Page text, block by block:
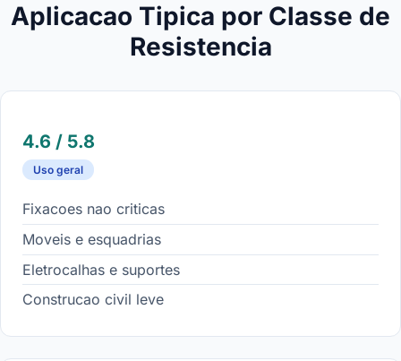
Aplicacao Tipica por Classe de
Resistencia
4.6 / 5.8
Uso geral
Fixacoes nao criticas
Moveis e esquadrias
Eletrocalhas e suportes
Construcao civil leve